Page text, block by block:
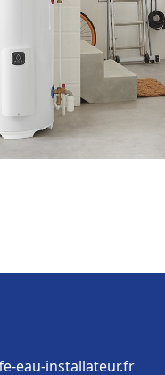
eau-installateur.fr